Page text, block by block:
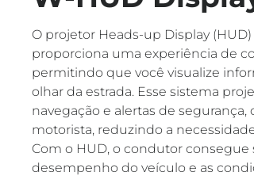
O projetor Heads-up Display
proporciona uma experiência de
permitindo que você visualize
olhar da estrada. Esse sistema
navegação e alertas de
motorista, reduzindo a
Com o HUD, o condutor
desempenho do veículo e as